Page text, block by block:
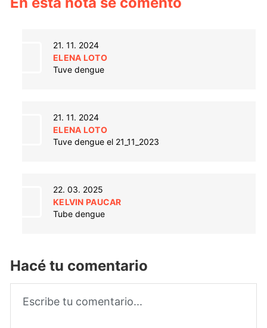
21. 11. 2024
ELENA LOTO
Tuve dengue
21. 11. 2024
ELENA LOTO
Tuve dengue el 21_11_2023
22. 03. 2025
KELVIN PAUCAR
Tube dengue
Hacé tu comentario